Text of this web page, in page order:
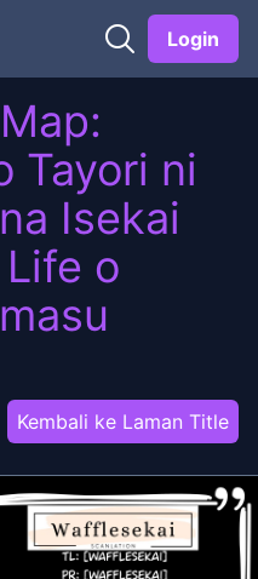
Login
Tayori ni
Isekai
o
Kembali ke Laman Title